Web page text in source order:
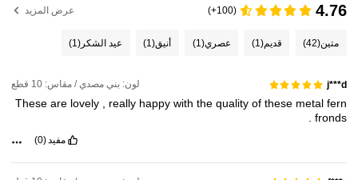
4.76
(100+) عرض المزيد
متين(42) قديم(1) عصري(1) أنيق(1) عيد الشكر (1)
j***d لون: بني مصدي / مقاس: 10 قطع
These are lovely , really happy with the quality of these metal fern
fronds
.
مفيد(0)